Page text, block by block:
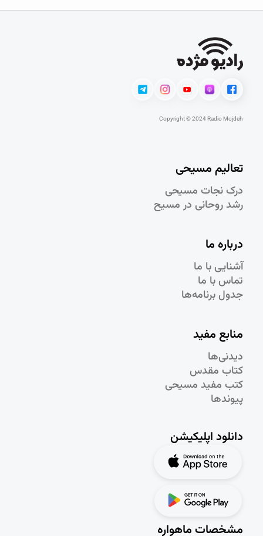
Copyright © 2024 Radio Mojdeh
تعالیم مسیحی
درک نجات مسيحی
رشد روحانی در مسيح
درباره ما
آشنایی با ما
تماس با ما
جدول برنامه‌ها
منابع مفید
دیدنی‌ها
کتاب مقدس
کتب مفید مسیحی
پیوندها
دانلود اپلیکیشن
مشخصات ماهواره